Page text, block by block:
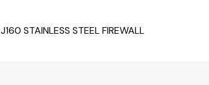
J160 STAINLESS STEEL FIREWALL